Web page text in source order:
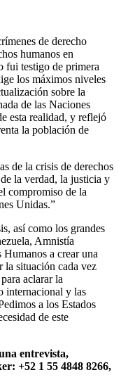
de derecho
humanos en
fui testigo de primera
los máximos niveles
sobre la
de las Naciones
esta realidad, y reflejó
la población de
de la crisis de derechos
la verdad, la justicia y
compromiso de la
Unidas.”
así como los grandes
Amnistía
a crear una
la situación cada vez
aclarar la
internacional y las
a los Estados
de este
entrevista,
+52 1 55 4848 8266,